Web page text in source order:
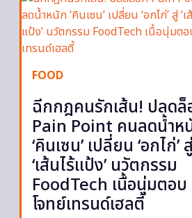
FOOD
ฉีกกฎคนรักเส้น! ปลดล็
Pain Point คนลดน้ำห
‘คินเซน’ เปลี่ยน ‘อกไก่’ สู่
‘เส้นไร้แป้ง’ นวัตกรรม
FoodTech เนื้อนุ่มตอบ
โจทย์เทรนด์เฮลตี้